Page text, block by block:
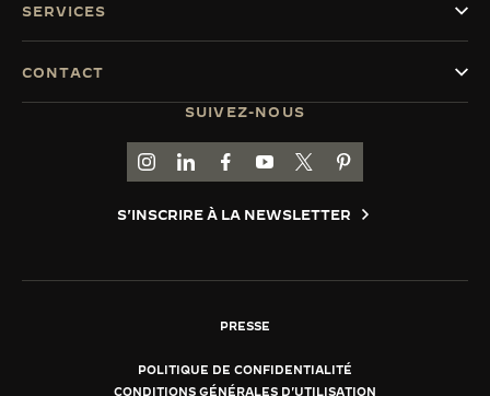
SUIVEZ-NOUS
ACCÉDER À LA PAGE INSTAGRAM DE
ACCÉDER À LA PAGE LINKEDIN DE
ALLER SUR LA PAGE JAEGER-
ACCÉDER À LA PAGE
ALLER SUR LA PAGE
ALLER SUR LA
S'INSCRIRE À LA NEWSLETTER
SERVICES
CONTACT
PRESSE
POLITIQUE DE CONFIDENTIALITÉ
CONDITIONS GÉNÉRALES D'UTILISATION